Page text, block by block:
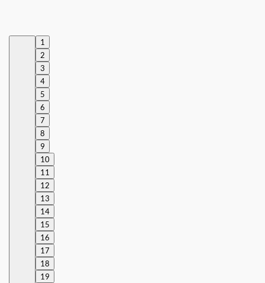
1
2
3
4
5
6
7
8
9
10
11
12
13
14
15
16
17
18
19